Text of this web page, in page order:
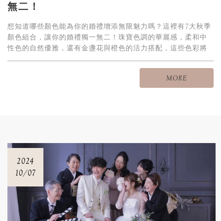
無二！
想知道哪些顏色能為你的婚禮增添無限魅力嗎？這裡有7大秋季
顏色組合，讓你的婚禮獨一無二！珠寶色調的華麗感，柔和中
性色的自然優雅，還有金盞花與橙色的活力搭配，這些色彩將
MORE
2024
10/07